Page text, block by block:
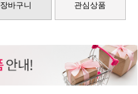
장바구니 관심상품